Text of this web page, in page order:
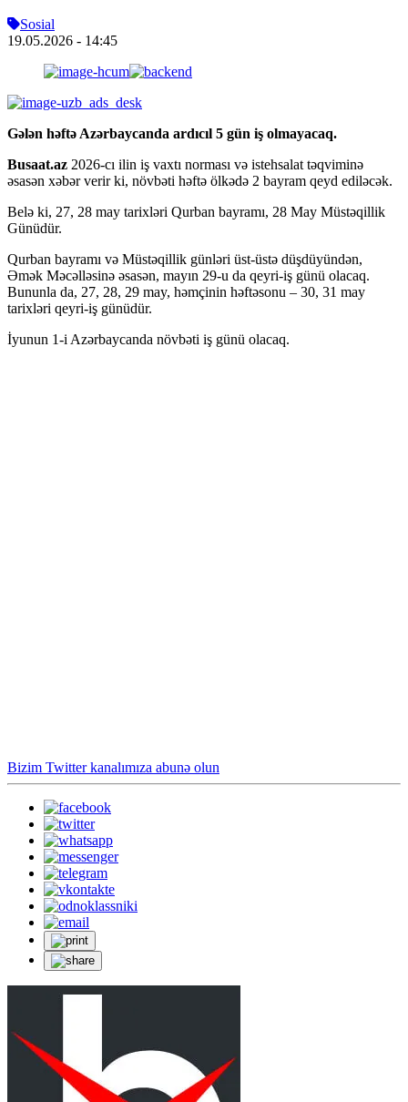
Sosial
19.05.2026 - 14:45
Gələn həftə Azərbaycanda ardıcıl 5 gün iş olmayacaq.
Busaat.az 2026-cı ilin iş vaxtı norması və istehsalat təqviminə
əsasən xəbər verir ki, növbəti həftə ölkədə 2 bayram qeyd ediləcək.
Belə ki, 27, 28 may tarixləri Qurban bayramı, 28 May Müstəqillik
Günüdür.
Qurban bayramı və Müstəqillik günləri üst-üstə düşdüyündən,
Əmək Məcəlləsinə əsasən, mayın 29-u da qeyri-iş günü olacaq.
Bununla da, 27, 28, 29 may, həmçinin həftəsonu – 30, 31 may
tarixləri qeyri-iş günüdür.
İyunun 1-i Azərbaycanda növbəti iş günü olacaq.
Bizim Twitter kanalımıza abunə olun